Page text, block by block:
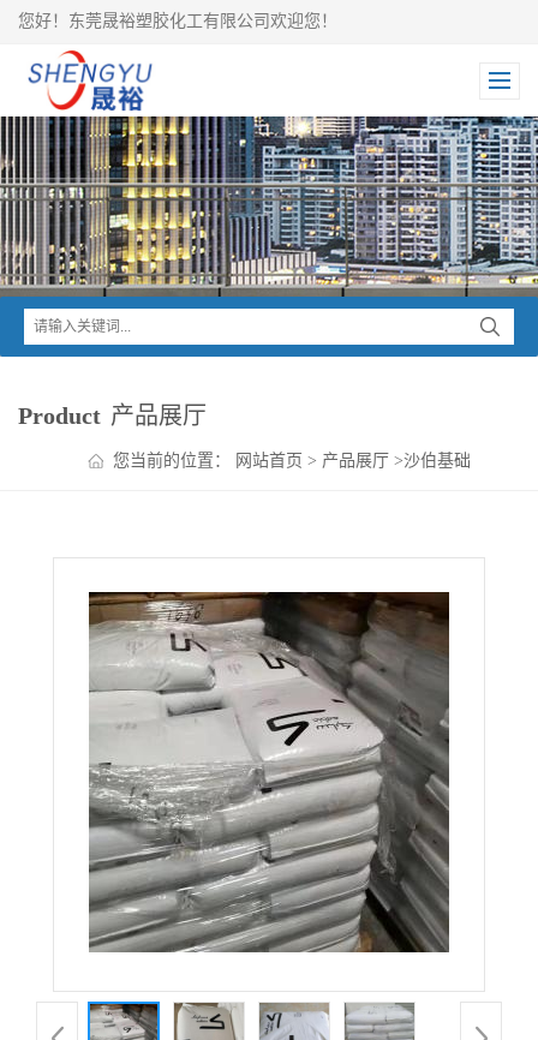
您好！东莞晟裕塑胶化工有限公司欢迎您！
Product 产品展厅
您当前的位置： 网站首页 > 产品展厅 >沙伯基础